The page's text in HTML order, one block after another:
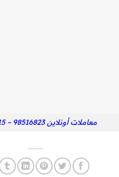
معاملات أونلاين 98516823 – 98517615